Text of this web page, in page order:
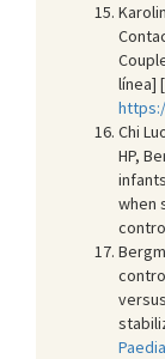
línea]
Chi
HP,
when